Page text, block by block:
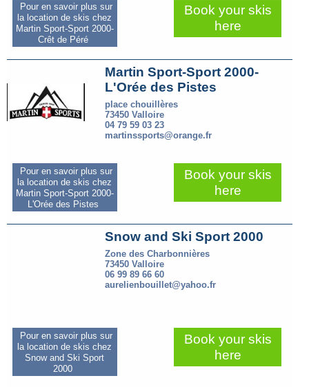
Pour en savoir plus sur
la location de skis chez
Martin Sport-Sport 2000-
Crêt de Péré
Book your skis
here
Martin Sport-Sport 2000-
L'Orée des Pistes
place chouillères
73450 Valloire
04 79 59 03 23
martinssports@orange.fr
Pour en savoir plus sur
la location de skis chez
Martin Sport-Sport 2000-
L'Orée des Pistes
Book your skis
here
Snow and Ski Sport 2000
Zone des Charbonnières
73450 Valloire
06 99 89 66 60
aurelienbouillet@yahoo.fr
Pour en savoir plus sur
la location de skis chez
Snow and Ski Sport
2000
Book your skis
here